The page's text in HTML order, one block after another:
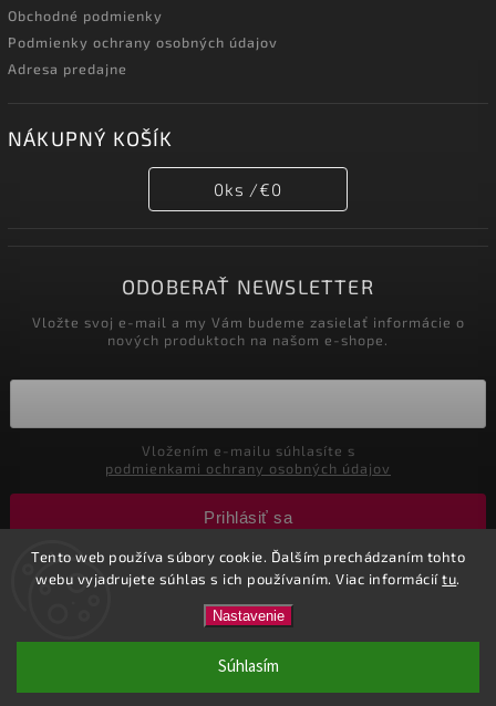
Tento web používa súbory cookie. Ďalším prechádzaním tohto
webu vyjadrujete súhlas s ich používaním. Viac informáciítu.
Nastavenie
Súhlasím
Obchodné podmienky
Podmienky ochrany osobných údajov
Adresa predajne
NÁKUPNÝ KOŠÍK
0ks /€0
ODOBERAŤ NEWSLETTER
Vložte svoj e-mail a my Vám budeme zasielať informácie o
nových produktoch na našom e-shope.
podmienkami ochrany osobných údajov
Prihlásiť sa
Nastol.sk. Všetky práva vyhradené.
| Design